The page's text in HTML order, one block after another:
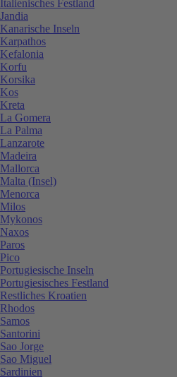
Italienisches Festland
Jandia
Kanarische Inseln
Karpathos
Kefalonia
Korfu
Korsika
Kos
Kreta
La Gomera
La Palma
Lanzarote
Madeira
Mallorca
Malta (Insel)
Menorca
Milos
Mykonos
Naxos
Paros
Pico
Portugiesische Inseln
Portugiesisches Festland
Restliches Kroatien
Rhodos
Samos
Santorini
Sao Jorge
Sao Miguel
Sardinien